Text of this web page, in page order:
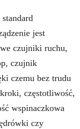
jest
czujniki ruchu,
czujnik
czemu bez trudu
częstotliwość,
wspinaczkowa
czy